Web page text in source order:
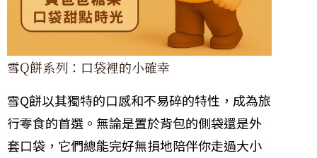
雪Q餅系列：口袋裡的小確幸
雪Q餅以其獨特的口感和不易碎的特性，成為旅
行零食的首選。無論是置於背包的側袋還是外
套口袋，它們總能完好無損地陪伴你走過大小